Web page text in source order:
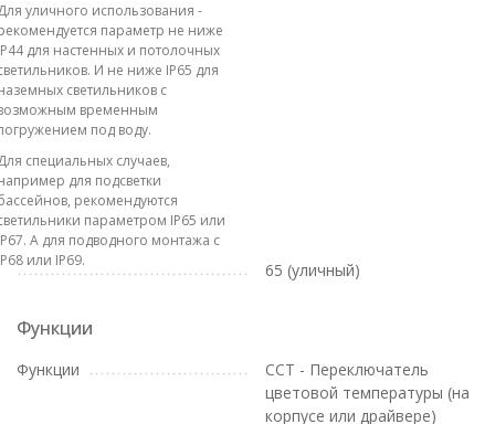
уличного использования -
параметр не ниже
для настенных и потолочных
И не ниже IP65 для
светильников с
временным
под воду.
специальных случаев,
для подсветки
рекомендуются
параметром IP65 или
А для подводного монтажа с
или IP69.
65 (уличный)
Функции
Функции
CCT - Переключатель
цветовой температуры (на
корпусе или драйвере)